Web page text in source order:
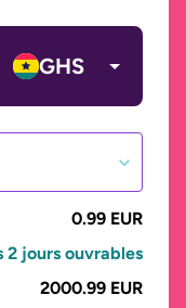
GHS
0.99 EUR
2 jours ouvrables
2000.99 EUR